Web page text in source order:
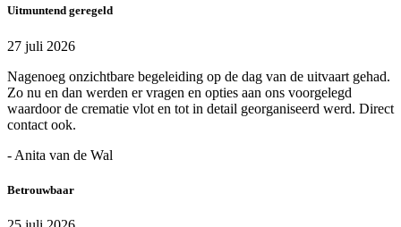
Uitmuntend geregeld
27 juli 2026
Nagenoeg onzichtbare begeleiding op de dag van de uitvaart gehad.
Zo nu en dan werden er vragen en opties aan ons voorgelegd
waardoor de crematie vlot en tot in detail georganiseerd werd. Direct
contact ook.
- Anita van de Wal
Betrouwbaar